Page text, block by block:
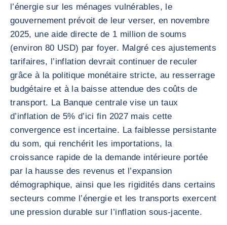
l’énergie sur les ménages vulnérables, le
gouvernement prévoit de leur verser, en novembre
2025, une aide directe de 1 million de soums
(environ 80 USD) par foyer. Malgré ces ajustements
tarifaires, l’inflation devrait continuer de reculer
grâce à la politique monétaire stricte, au resserrage
budgétaire et à la baisse attendue des coûts de
transport. La Banque centrale vise un taux
d’inflation de 5% d’ici fin 2027 mais cette
convergence est incertaine. La faiblesse persistante
du som, qui renchérit les importations, la
croissance rapide de la demande intérieure portée
par la hausse des revenus et l’expansion
démographique, ainsi que les rigidités dans certains
secteurs comme l’énergie et les transports exercent
une pression durable sur l’inflation sous-jacente.